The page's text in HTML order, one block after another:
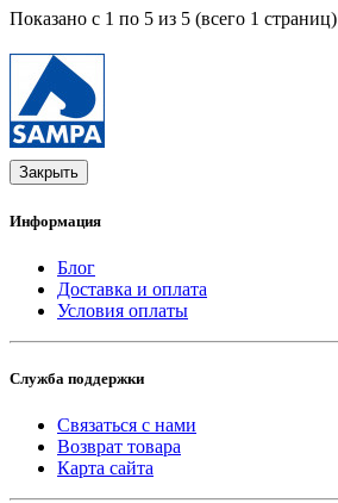
Показано с 1 по 5 из 5 (всего 1 страниц)
Закрыть
Информация
Блог
Доставка и оплата
Условия оплаты
Служба поддержки
Связаться с нами
Возврат товара
Карта сайта